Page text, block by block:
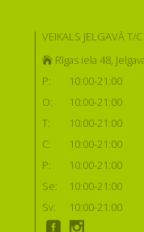
VEIKALS JELGAVĀ T/
Rīgas iela 48,
P:
10:00-21:00
O:
10:00-21:00
T:
10:00-21:00
C:
10:00-21:00
P:
10:00-21:00
Se:
10:00-21:00
Sv:
10:00-21:00